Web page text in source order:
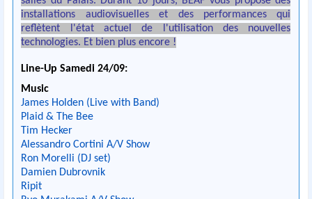
installations audiovisuelles et des performances qui
reflètent l'état actuel de l'utilisation des nouvelles
technologies. Et bien plus encore !
Line-Up Samedi 24/09:
Music
James Holden (Live with Band)
Plaid & The Bee
Tim Hecker
Alessandro Cortini A/V Show
Ron Morelli (DJ set)
Damien Dubrovnik
Ripit